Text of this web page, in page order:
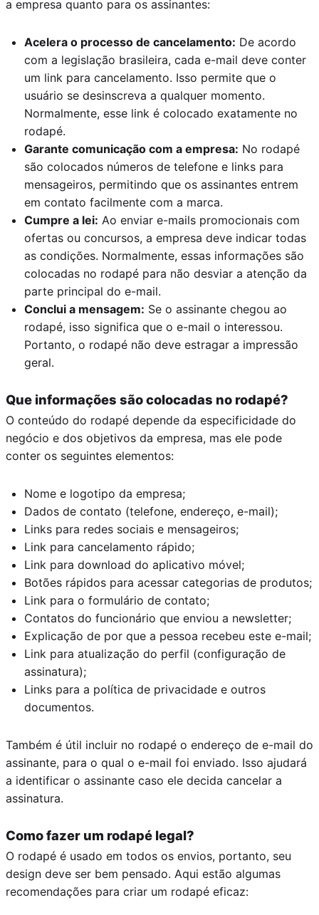
a empresa quanto para os assinantes:
Acelera o processo de cancelamento: De acordo
com a legislação brasileira, cada e-mail deve conter
um link para cancelamento. Isso permite que o
usuário se desinscreva a qualquer momento.
Normalmente, esse link é colocado exatamente no
rodapé.
Garante comunicação com a empresa: No rodapé
são colocados números de telefone e links para
mensageiros, permitindo que os assinantes entrem
em contato facilmente com a marca.
Cumpre a lei: Ao enviar e-mails promocionais com
ofertas ou concursos, a empresa deve indicar todas
as condições. Normalmente, essas informações são
colocadas no rodapé para não desviar a atenção da
parte principal do e-mail.
Conclui a mensagem: Se o assinante chegou ao
rodapé, isso significa que o e-mail o interessou.
Portanto, o rodapé não deve estragar a impressão
geral.
Que informações são colocadas no rodapé?
O conteúdo do rodapé depende da especificidade do
negócio e dos objetivos da empresa, mas ele pode
conter os seguintes elementos:
Nome e logotipo da empresa;
Dados de contato (telefone, endereço, e-mail);
Links para redes sociais e mensageiros;
Link para cancelamento rápido;
Link para download do aplicativo móvel;
Botões rápidos para acessar categorias de produtos;
Link para o formulário de contato;
Contatos do funcionário que enviou a newsletter;
Explicação de por que a pessoa recebeu este e-mail;
Link para atualização do perfil (configuração de
assinatura);
Links para a política de privacidade e outros
documentos.
Também é útil incluir no rodapé o endereço de e-mail do
assinante, para o qual o e-mail foi enviado. Isso ajudará
a identificar o assinante caso ele decida cancelar a
assinatura.
Como fazer um rodapé legal?
O rodapé é usado em todos os envios, portanto, seu
design deve ser bem pensado. Aqui estão algumas
recomendações para criar um rodapé eficaz: